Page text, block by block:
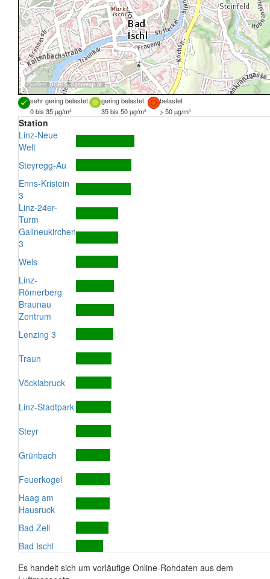
Quellen: DORIS, basemap.at
sehr gering belastet gering belastet
belastet
0 bis 35 µg/m³
35 bis 50 µg/m³ > 50 µg/m³
Station
Linz-Neue
Welt
Steyregg-Au
Enns-Kristein
3
Linz-24er-
Turm
Gallneukirchen
3
Wels
Linz-
Römerberg
Braunau
Zentrum
Lenzing 3
Traun
Vöcklabruck
Linz-Stadtpark
Steyr
Grünbach
Feuerkogel
Haag am
Hausruck
Bad Zell
Bad Ischl
Es handelt sich um vorläufige Online-Rohdaten aus dem